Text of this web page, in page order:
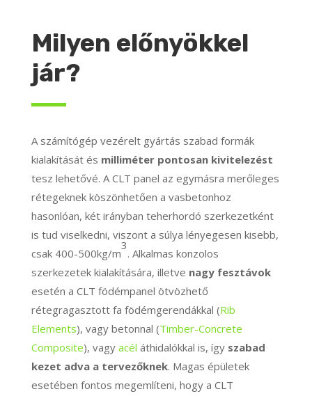
Milyen előnyökkel
jár?
A számítógép vezérelt gyártás szabad formák
kialakítását és milliméter pontosan kivitelezést
tesz lehetővé. A CLT panel az egymásra merőleges
rétegeknek köszönhetően a vasbetonhoz
hasonlóan, két irányban teherhordó szerkezetként
is tud viselkedni, viszont a súlya lényegesen kisebb,
csak 400-500kg/m
3
. Alkalmas konzolos
szerkezetek kialakítására, illetve nagy fesztávok
esetén a CLT födémpanel ötvözhető
rétegragasztott fa födémgerendákkal (Rib
Elements), vagy betonnal (Timber-Concrete
Composite), vagy acél áthidalókkal is, így szabad
kezet adva a tervezőknek. Magas épületek
esetében fontos megemlíteni, hogy a CLT